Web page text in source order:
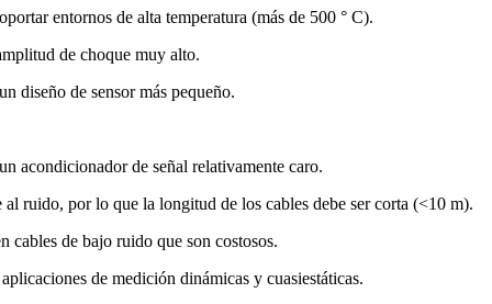
entornos de alta temperatura (más de 500 ° C).
de choque muy alto.
diseño de sensor más pequeño.
acondicionador de señal relativamente caro.
al ruido, por lo que la longitud de los cables debe ser corta (<10 m).
cables de bajo ruido que son costosos.
de medición dinámicas y cuasiestáticas.